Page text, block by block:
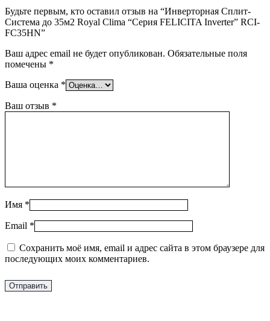
Будьте первым, кто оставил отзыв на “Инверторная Сплит-
Система до 35м2 Royal Clima “Серия FELICITA Inverter” RCI-
FC35HN”
Ваш адрес email не будет опубликован. Обязательные поля
помечены *
Ваша оценка *
Ваш отзыв *
Имя *
Email *
Сохранить моё имя, email и адрес сайта в этом браузере для
последующих моих комментариев.